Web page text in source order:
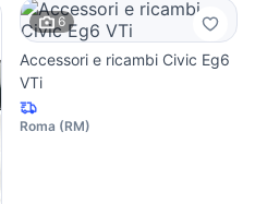
6
Accessori e ricambi Civic Eg6
VTi
Roma (RM)